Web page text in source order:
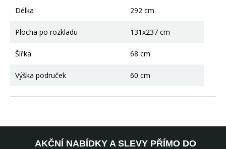
Délka 292 cm
Plocha po rozkladu 131x237 cm
Šířka 68 cm
Výška područek 60 cm
AKČNÍ NABÍDKY A SLEVY PŘÍMO DO